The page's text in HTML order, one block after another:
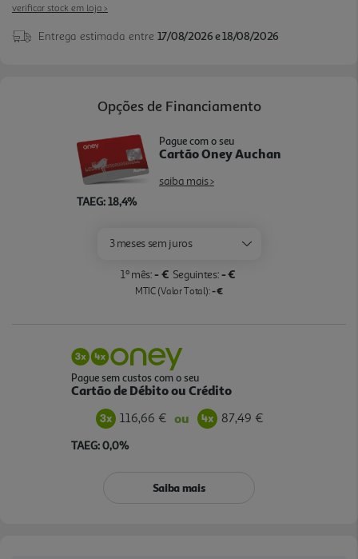
verificar stock em loja >
Entrega estimada entre 17/08/2026 e 18/08/2026
Opções de Financiamento
TAEG: 18,4%
Pague com o seu
Cartão Oney Auchan
saiba mais >
3 meses sem juros
1º mês:- € Seguintes:- €
MTIC (Valor Total):- €
Pague sem custos com o seu
Cartão de Débito ou Crédito
116,66 € ou 87,49 €
TAEG: 0,0%
Saiba mais